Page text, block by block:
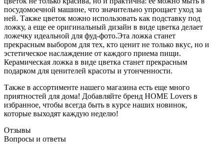
посудомоечной машине, что значительно упрощает уход за
ней. Также цветок можно использовать как подставку под
ложку, а еще ее оригинальный дизайн в виде цветка делает
ложечку идеальной для фуд-фото.Эта ложка станет
прекрасным выбором для тех, кто ценит не только вкус, но и
эстетическое наслаждение от каждого приема пищи.
Керамическая ложка в виде цветка станет прекрасным
подарком для ценителей красоты и утонченности.
Также в ассортименте нашего магазина есть еще много
приятностей для дома! Добавляйте бренд HOME Lovers в
избранное, чтобы всегда быть в курсе наших новинок,
которые выходят каждую неделю!
Отзывы
Вопросы и ответы